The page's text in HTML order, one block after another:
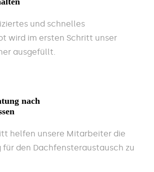
und schnelles
wird im ersten Schritt unser
ausgefüllt.
nach
helfen unsere Mitarbeiter die
den Dachfensteraustausch zu